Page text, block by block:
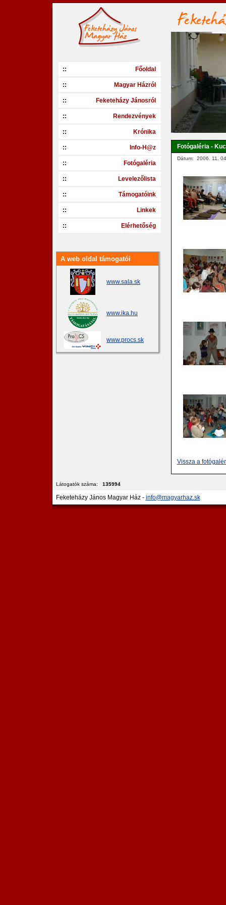
:: Főoldal
:: Magyar Házról
:: Feketeházy Jánosról
:: Rendezvények
:: Krónika
:: Info-H@z
:: Fotógaléria
:: Levelezőlista
:: Támogatóink
:: Linkek
:: Elérhetőség
A web oldal támogatói
www.sala.sk
www.ika.hu
www.procs.sk
Fotógaléria -
Dátum: 2006. 11.
Vissza a
Látogatók száma: 135994
Feketeházy János Magyar Ház - info@magyarhaz.sk